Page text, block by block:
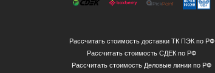
Рассчитать стоимость доставки ТК ПЭК по РФ
Рассчитать стоимость СДЕК по РФ
Рассчитать стоимость Деловые линии по РФ